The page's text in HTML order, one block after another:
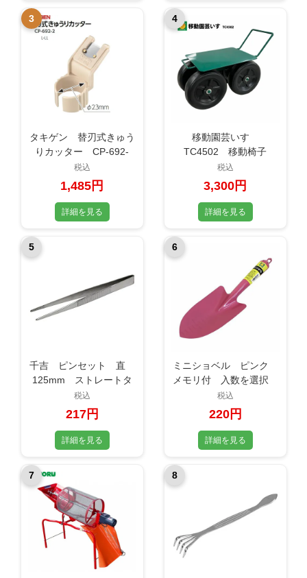
3
タキゲン 替刃式きゅう
りカッター CP-692-
2 サイズ：L-LL
税込
1,485円
詳細を見る
4
移動園芸いす
TC4502 移動椅子
税込
3,300円
詳細を見る
5
千吉 ピンセット 直
125mm ストレートタ
イプ
税込
217円
詳細を見る
6
ミニショベル ピンク
メモリ付 入数を選択
1本／12本／60本 (移植
ごて、スコップ、シャベ
ル)
税込
220円
詳細を見る
7 8